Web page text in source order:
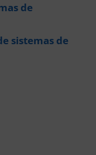
de
sistemas de